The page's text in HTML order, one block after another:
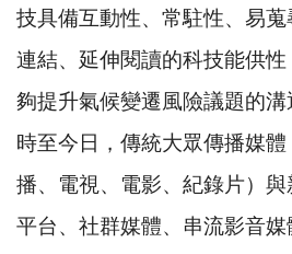
技具備互動性、常駐性、易
連結、延伸閱讀的科技能供性
夠提升氣候變遷風險議題的溝
時至今日，傳統大眾傳播媒
播、電視、電影、紀錄片）
平台、社群媒體、串流影音